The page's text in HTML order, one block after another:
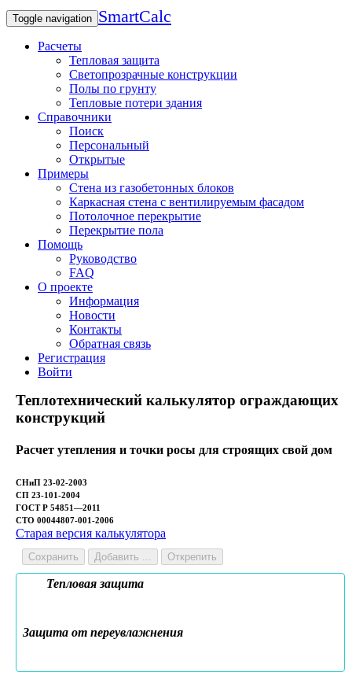
Toggle navigation SmartCalc
Расчеты
Тепловая защита
Светопрозрачные конструкции
Полы по грунту
Тепловые потери здания
Справочники
Поиск
Персональный
Открытые
Примеры
Стена из газобетонных блоков
Каркасная стена с вентилируемым фасадом
Потолочное перекрытие
Перекрытие пола
Помощь
Руководство
FAQ
О проекте
Информация
Новости
Контакты
Обратная связь
Регистрация
Войти
Теплотехнический калькулятор ограждающих
конструкций
Расчет утепления и точки росы для строящих свой дом
СНиП 23-02-2003
СП 23-101-2004
ГОСТ Р 54851—2011
СТО 00044807-001-2006
Старая версия калькулятора
Сохранить Добавить ... Открепить
Тепловая защита
Защита от переувлажнения